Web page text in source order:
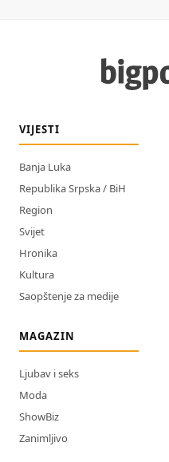
VIJESTI
Banja Luka
Republika Srpska / BiH
Region
Svijet
Hronika
Kultura
Saopštenje za medije
MAGAZIN
Ljubav i seks
Moda
ShowBiz
Zanimljivo